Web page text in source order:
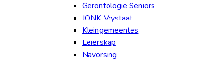
Gerontologie Seniors
JONK Vrystaat
Kleingemeentes
Leierskap
Navorsing